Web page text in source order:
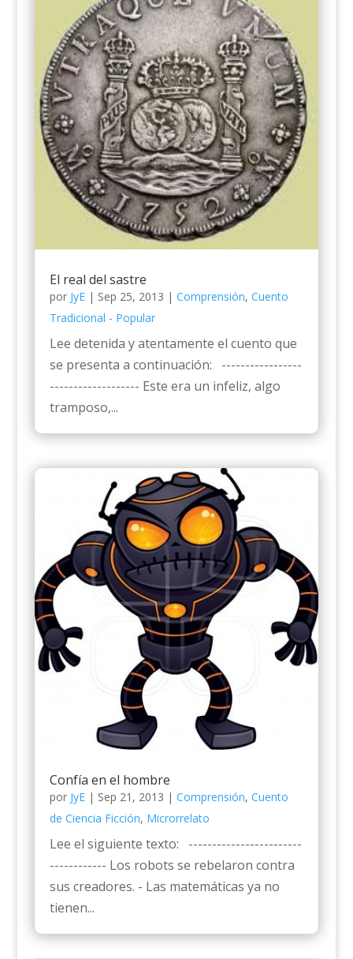
El real del sastre
por JyE| Sep 25, 2013 | Comprensión, Cuento
Tradicional - Popular
Lee detenida y atentamente el cuento que
se presenta a continuación: -----------------
------------------- Este era un infeliz, algo
tramposo,...
Confía en el hombre
por JyE| Sep 21, 2013 | Comprensión, Cuento
de Ciencia Ficción, Microrrelato
Lee el siguiente texto: ------------------------
------------ Los robots se rebelaron contra
sus creadores. - Las matemáticas ya no
tienen...